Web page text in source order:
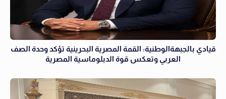
قيادي بالجبهةالوطنية: القمة المصرية البحرينية تؤكد وحدة الصف
العربي وتعكس قوة الدبلوماسية المصرية